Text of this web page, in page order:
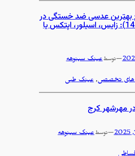
بهترین عدسی ضد خستگی در
بازار ایران (1404): زایس، اسیلور، اپتکس یا
—توسطعینک سینوهه
تخصصی, عینک طبی
مهرشهر کرج
—توسطعینک سینوهه